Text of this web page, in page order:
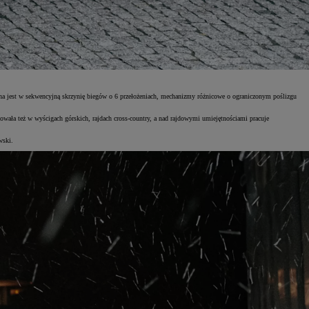
w sekwencyjną skrzynię biegów o 6 przełożeniach, mechanizmy różnicowe o ograniczonym poślizgu
też w wyścigach górskich, rajdach cross-country, a nad rajdowymi umiejętnościami pracuje